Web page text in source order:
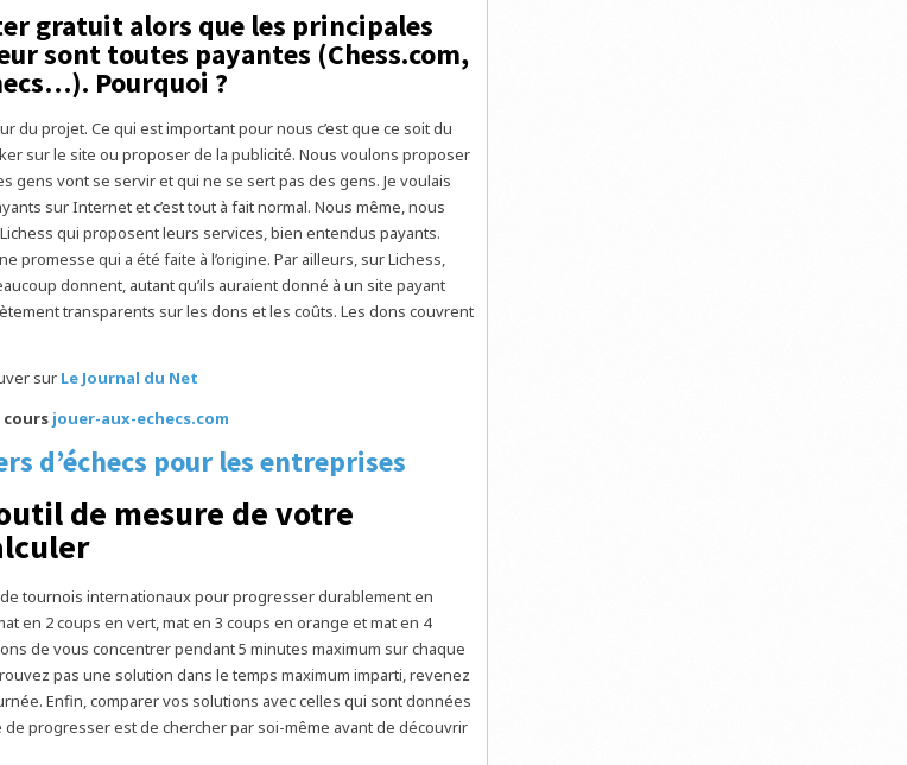
gratuit alors que les principales
sont toutes payantes (Chess.com,
Pourquoi ?
du projet. Ce qui est important pour nous c’est que ce soit du
sur le site ou proposer de la publicité. Nous voulons proposer
gens vont se servir et qui ne se sert pas des gens. Je voulais
sur Internet et c’est tout à fait normal. Nous même, nous
qui proposent leurs services, bien entendus payants.
promesse qui a été faite à l’origine. Par ailleurs, sur Lichess,
donnent, autant qu’ils auraient donné à un site payant
transparents sur les dons et les coûts. Les dons couvrent
sur Le Journal du Net
jouer-aux-echecs.com
d’échecs pour les entreprises
de mesure de votre
de tournois internationaux pour progresser durablement en
en 2 coups en vert, mat en 3 coups en orange et mat en 4
de vous concentrer pendant 5 minutes maximum sur chaque
pas une solution dans le temps maximum imparti, revenez
Enfin, comparer vos solutions avec celles qui sont données
de progresser est de chercher par soi-même avant de découvrir